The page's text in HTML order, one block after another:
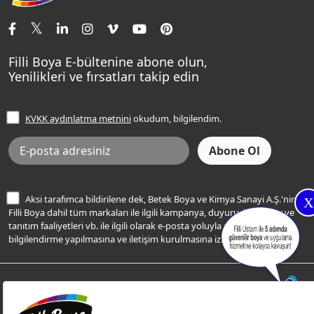
X
Tavan Boyaları
Ev Bakım ve Hobi Boyaları
Yatak Odası Renkleri
Sentomaxx Sentetik Boya
Sentomaxx İpeksi Mat
Momento Life
Şampanya Rengi
Açık Mavi Rengi
Frezya Rengi
İletişim Bilgilerimiz
Renk Danışma
Filli Ustam
Sıkça Sorulan Sorular
Ücretsiz Yalıtım Keşif Hizmeti
Bilgi Toplumu Hizmetleri
İnternet Sitesi Kullanım Koşulları
KVKK Talep Formu
KVKK Aydınlatma Metni
Filli Boya E-bültenine abone olun,
Yenilikleri ve fırsatları takip edin
KVKK aydınlatma metniniokudum, bilgilendim.
Aksi tarafımca bildirilene dek, Betek Boya ve Kimya Sanayi A.Ş.'nin
Filli Boya dahil tüm markaları ile ilgili kampanya, duyuru, hizmetler ve
tanıtım faaliyetleri vb. ile ilgili olarak e-posta yoluyla şahsıma
bilgilendirme yapılmasına ve iletişim kurulmasına izin veriyorum.